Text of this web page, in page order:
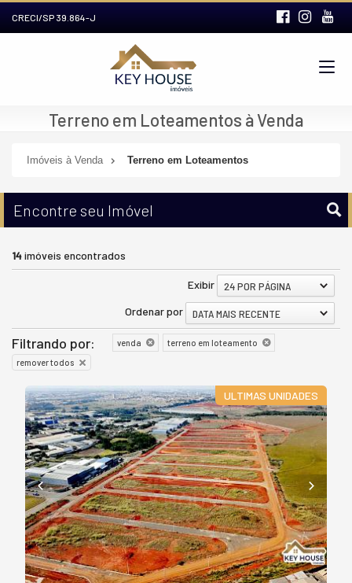
CRECI/SP 39.864-J
Terreno em Loteamentos à Venda
Imóveis à Venda Terreno em Loteamentos
Encontre seu Imóvel
14imóveis encontrados
Exibir
24 POR PÁGINA
Ordenar por
DATA MAIS RECENTE
Filtrando por: venda
terreno em loteamento
remover todos
ULTIMAS UNIDADES